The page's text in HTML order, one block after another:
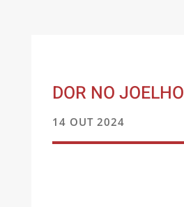
DOR NO JOELHO
14 OUT 2024